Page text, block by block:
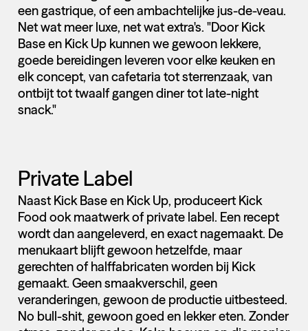
een gastrique, of een ambachtelijke jus-de-veau.
Net wat meer luxe, net wat extra's. "Door Kick
Base en Kick Up kunnen we gewoon lekkere,
goede bereidingen leveren voor elke keuken en
elk concept, van cafetaria tot sterrenzaak, van
ontbijt tot twaalf gangen diner tot late-night
snack."
Private Label
Naast Kick Base en Kick Up, produceert Kick
Food ook maatwerk of private label. Een recept
wordt dan aangeleverd, en exact nagemaakt. De
menukaart blijft gewoon hetzelfde, maar
gerechten of halffabricaten worden bij Kick
gemaakt. Geen smaakverschil, geen
veranderingen, gewoon de productie uitbesteed.
No bull-shit, gewoon goed en lekker eten. Zonder